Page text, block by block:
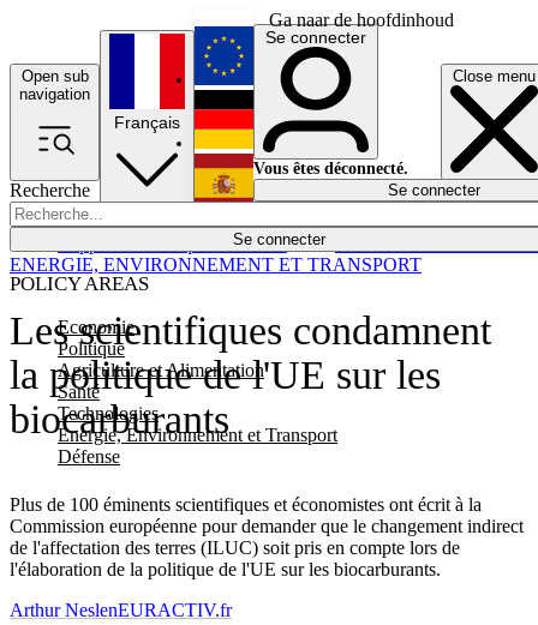
Ga naar de hoofdinhoud
Open sub
navigation
Close menu
Recherche
Se connecter
POLICY AREAS
Economie
Politique
Agriculture et Alimentation
Santé
Technologies
Energie, Environnement et Transport
Défense
Économie
Français
English
Deutsch
Español
Se connecter
Vous êtes déconnecté.
Se connecter
Les scientifiques condamnent
la politique de l'UE sur les
biocarburants
Plus de 100 éminents scientifiques et économistes ont écrit à la
Commission européenne pour demander que le changement indirect
de l'affectation des terres (ILUC) soit pris en compte lors de
l'élaboration de la politique de l'UE sur les biocarburants.
ENERGIE, ENVIRONNEMENT ET TRANSPORT
Arthur NeslenEURACTIV.fr